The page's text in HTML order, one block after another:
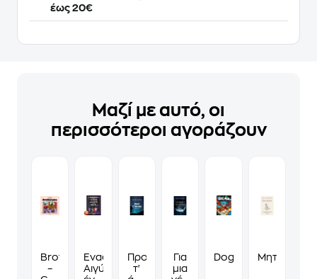
έως 20€
Μαζί με αυτό, οι
περισσότεροι αγοράζουν
Brotherakia
–
Ένας
Αιγύπτιος,
Προς
τ'
Για
μια
Dog man 14 - Ο
Μητέρες